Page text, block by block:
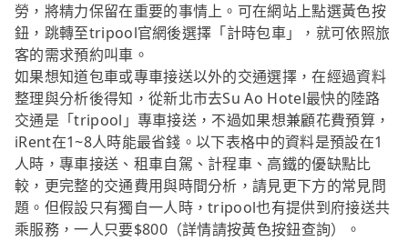
勞，將精力保留在重要的事情上。可在網站上點選黃色按
鈕，跳轉至tripool官網後選擇「計時包車」，就可依照旅
客的需求預約叫車。
如果想知道包車或專車接送以外的交通選擇，在經過資料
整理與分析後得知，從新北市去Su Ao Hotel最快的陸路
交通是「tripool」專車接送，不過如果想兼顧花費預算，
iRent在1~8人時能最省錢。以下表格中的資料是預設在1
人時，專車接送、租車自駕、計程車、高鐵的優缺點比
較，更完整的交通費用與時間分析，請見更下方的常見問
題。但假設只有獨自一人時，tripool也有提供到府接送共
乘服務，一人只要$800（詳情請按黃色按鈕查詢）。